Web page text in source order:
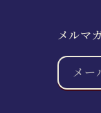
メルマ
メー